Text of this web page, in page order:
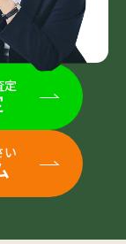
定
い